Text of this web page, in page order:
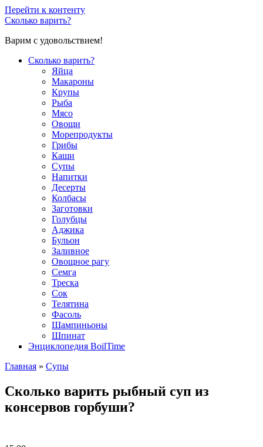
Перейти к контенту
Сколько варить?
Варим с удовольствием!
Сколько варить?
Яйца
Макароны
Крупы
Рыба
Мясо
Овощи
Морепродукты
Грибы
Каши
Супы
Напитки
Десерты
Колбасы
Заготовки
Голубцы
Аджика
Бульон
Заливное
Овощное рагу
Семга
Треска
Сок
Телятина
Фасоль
Шампиньоны
Шпинат
Энциклопедия BoilTime
Главная » Супы
Сколько варить рыбный суп из
консервов горбуши?